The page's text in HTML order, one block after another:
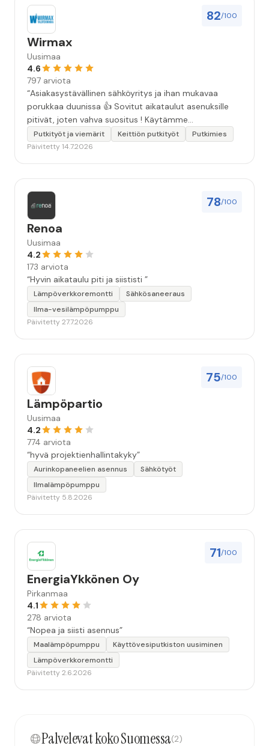
82/100
Wirmax
Uusimaa
4.6
797 arviota
“Asiakasystävällinen sähköyritys ja ihan mukavaa
porukkaa duunissa 👍 Sovitut aikataulut asenuksille
pitivät, joten vahva suositus ! Käytämme
seuraavallakin kerralla!”
Putkityöt ja viemärit Keittiön putkityöt
Putkimies
Päivitetty 14.7.2026
78/100
Renoa
Uusimaa
4.2
173 arviota
“Hyvin aikataulu piti ja siististi ”
Lämpöverkkoremontti
Sähkösaneeraus
Ilma-vesilämpöpumppu
Päivitetty 27.7.2026
75/100
Lämpöpartio
Uusimaa
4.2
774 arviota
“hyvä projektienhallintakyky”
Aurinkopaneelien asennus
Sähkötyöt
Ilmalämpöpumppu
Päivitetty 5.8.2026
71/100
EnergiaYkkönen Oy
Pirkanmaa
4.1
278 arviota
“Nopea ja siisti asennus”
Maalämpöpumppu
Käyttövesiputkiston uusiminen
Lämpöverkkoremontti
Päivitetty 2.6.2026
Palvelevat koko Suomessa(2)